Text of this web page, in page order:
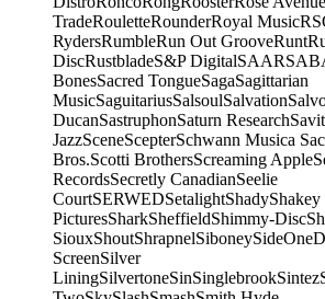
TradeRouletteRounderRoyal Music
RydersRumbleRun Out GrooveRunt
DiscRustbladeS&P DigitalSAAR
BonesSacred TongueSagaSagittarian
MusicSaguitariusSalsoulSalvation
DucanSastruphonSaturn Research
JazzSceneScepterSchwann Musica
Bros.Scotti BrothersScreaming Apple
RecordsSecretly CanadianSeelie
CourtSERWEDSetalightShadyShakey
PicturesSharkSheffieldShimmy-Disc
SiouxShoutShrapnelSiboney
ScreenSilver
LiningSilvertoneSinSinglebrookSintez